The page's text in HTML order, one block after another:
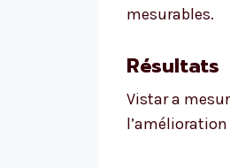
mesurables.
Résultats
Vistar a